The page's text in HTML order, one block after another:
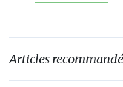
Articles